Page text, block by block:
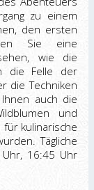
zu einem
den ersten
Sie eine
wie die
die Felle der
die Techniken
auch die
und
für kulinarische
Tägliche
16:45 Uhr